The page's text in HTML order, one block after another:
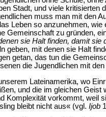
Stadt, und viele
muss man mit den
Leben so anzunehmen,
Gemeinschaft zu gründen,
sie Halt finden, damit
geben, mit denen sie Halt
getan, das tun die
die Jugendlichen mit
Lateinamerika, wo
und die im gleichen Geist
Komplexität vorkommt, weil
bleibt nicht aus« (vgl. Ijob